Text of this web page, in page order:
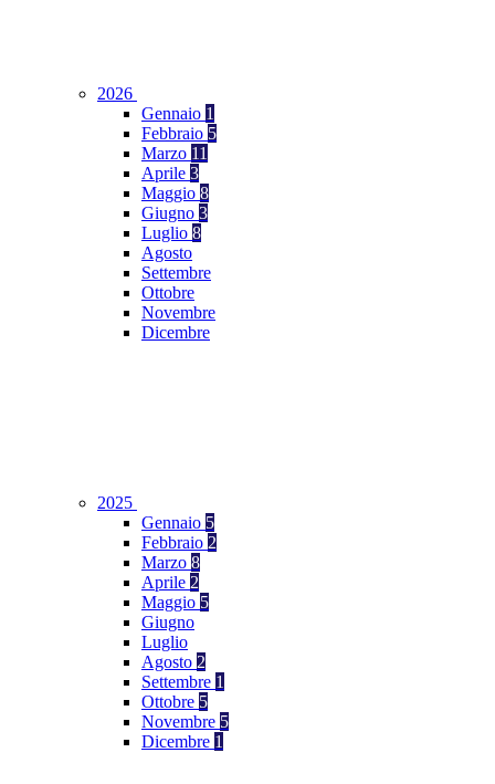
2026
Gennaio 1
Febbraio 5
Marzo 11
Aprile 3
Maggio 8
Giugno 3
Luglio 8
Agosto
Settembre
Ottobre
Novembre
Dicembre
2025
Gennaio 5
Febbraio 2
Marzo 8
Aprile 2
Maggio 5
Giugno
Luglio
Agosto 2
Settembre 1
Ottobre 5
Novembre 5
Dicembre 1